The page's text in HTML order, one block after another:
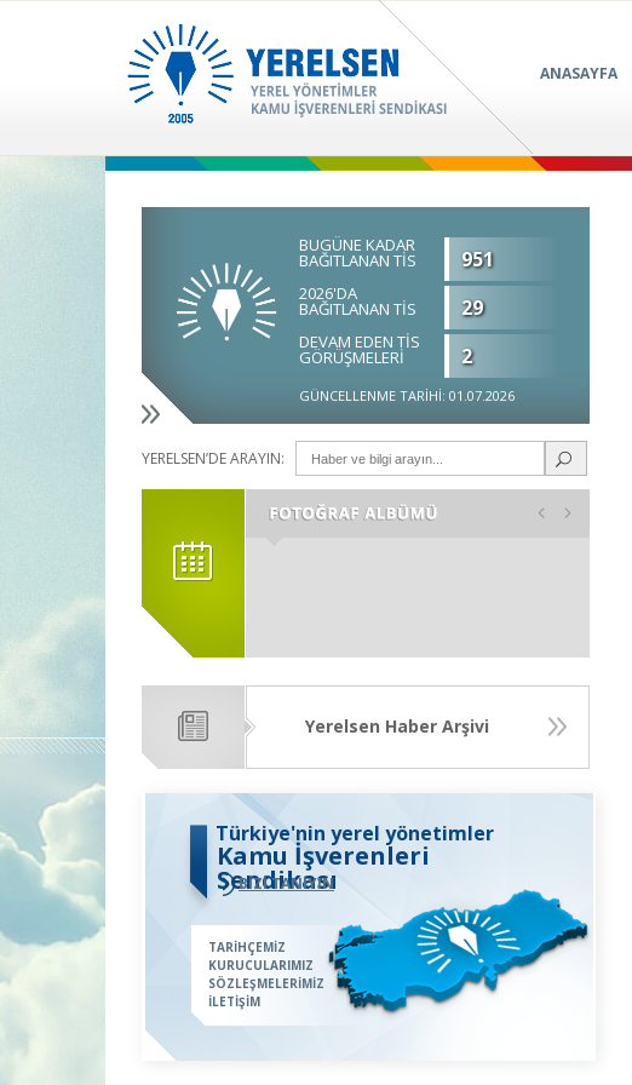
ANASAYFA
BUGÜNE KADAR
BAĞITLANAN TİS 951
2026'DA
BAĞITLANAN TİS 29
DEVAM EDEN TİS
GÖRÜŞMELERİ 2
GÜNCELLENME TARİHİ: 01.07.2026
YERELSEN’DE ARAYIN:
Yerelsen Haber Arşivi
Kamu İşverenleri
Sendikası
Türkiye'nin yerel yönetimler
BİZİ TANIYIN
TARİHÇEMİZ
KURUCULARIMIZ
SÖZLEŞMELERİMİZ
İLETİŞİM